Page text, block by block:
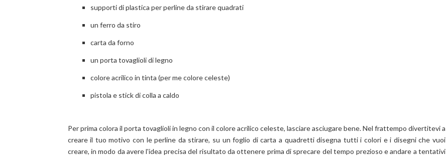
supporti di plastica per perline da stirare quadrati
un ferro da stiro
carta da forno
un porta tovaglioli di legno
colore acrilico in tinta (per me colore celeste)
pistola e stick di colla a caldo
Per prima colora il porta tovaglioli in legno con il colore acrilico celeste, lasciare asciugare bene. Nel frattempo divertitevi a
creare il tuo motivo con le perline da stirare, su un foglio di carta a quadretti disegna tutti i colori e i disegni che vuoi
creare, in modo da avere l'idea precisa del risultato da ottenere prima di sprecare del tempo prezioso e andare a tentativi